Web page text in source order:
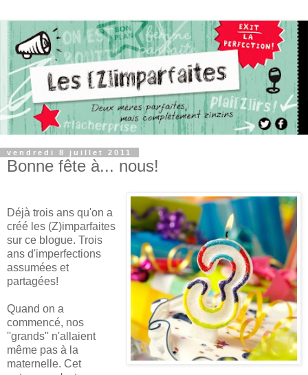
vendredi 8 juillet 2011
Bonne fête à... nous!
Déjà trois ans qu'on a
créé les (Z)imparfaites
sur ce blogue. Trois
ans d'imperfections
assumées et
partagées!
Quand on a
commencé, nos
''grands'' n'allaient
même pas à la
maternelle. Cet